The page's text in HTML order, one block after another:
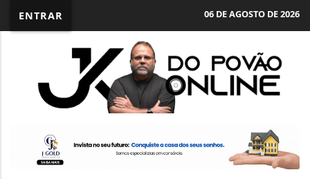
ENTRAR 06 DE AGOSTO DE 2026